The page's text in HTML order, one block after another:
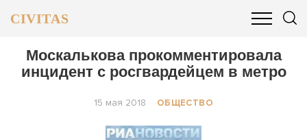
CIVITAS
ОБЩЕСТВО БИЗНЕС И ФИНАНСЫ
Москалькова прокомментировала
инцидент с росгвардейцем в метро
15 мая 2018 ОБЩЕСТВО